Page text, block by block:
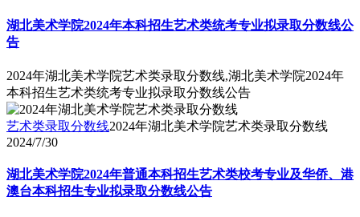
湖北美术学院2024年本科招生艺术类统考专业拟录取分数线公
告
2024年湖北美术学院艺术类录取分数线,湖北美术学院2024年
本科招生艺术类统考专业拟录取分数线公告
艺术类录取分数线2024年湖北美术学院艺术类录取分数线
2024/7/30
湖北美术学院2024年普通本科招生艺术类校考专业及华侨、港
澳台本科招生专业拟录取分数线公告